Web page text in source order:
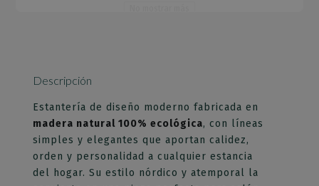
Descripción
Estantería de diseño moderno fabricada en
madera natural 100% ecológica, con líneas
simples y elegantes que aportan calidez,
orden y personalidad a cualquier estancia
del hogar. Su estilo nórdico y atemporal la